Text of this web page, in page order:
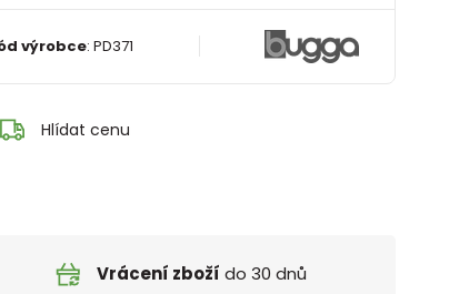
výrobce:PD371
Hlídat cenu
Vrácení zboží do 30 dnů